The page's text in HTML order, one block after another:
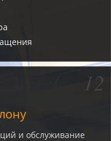
12
и обслуживание